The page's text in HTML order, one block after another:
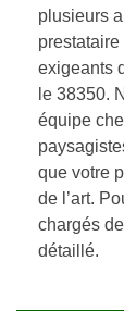
plusieurs
exigeants
le 38350.
équipe
que votre
de l’art.
chargés
détaillé.